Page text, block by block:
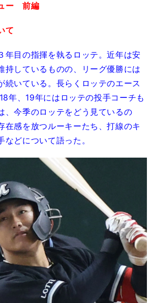
ー 前編
て
年目の指揮を執るロッテ。近年は安
持しているものの、リーグ優勝には
続いている。長らくロッテのエース
年、19年にはロッテの投手コーチも
、今季のロッテをどう見ているの
在感を放つルーキーたち、打線のキ
どについて語った。